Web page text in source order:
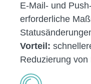
E-Mail- und
erforderliche
Vorteil:
Reduzierung